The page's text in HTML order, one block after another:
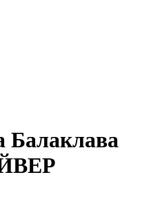
Балаклава